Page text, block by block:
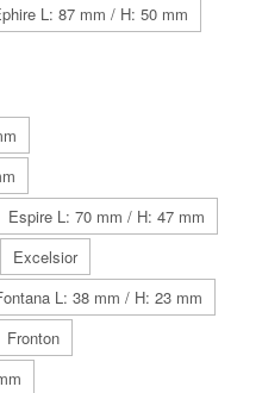
L: 87 mm / H: 50 mm
Espire L: 70 mm / H: 47 mm
Excelsior
L: 38 mm / H: 23 mm
Fronton